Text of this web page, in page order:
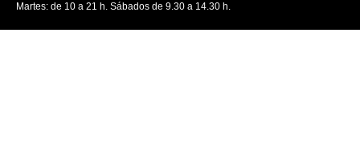
Martes: de 10 a 21 h. Sábados de 9.30 a 14.30 h.